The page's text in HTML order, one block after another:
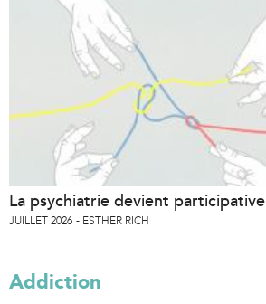
La psychiatrie devient participative
JUILLET 2026 ESTHER RICH
Addiction